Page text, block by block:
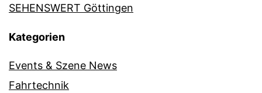
SEHENSWERT Göttingen
Kategorien
Events & Szene News
Fahrtechnik